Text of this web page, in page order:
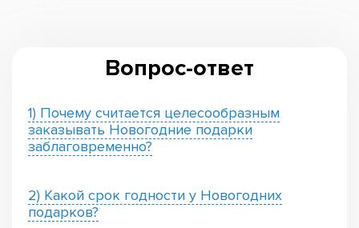
Вопрос-ответ
1) Почему считается целесообразным
заказывать Новогодние подарки
заблаговременно?
2) Какой срок годности у Новогодних
подарков?